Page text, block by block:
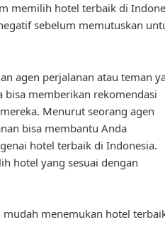
memilih hotel terbaik di
sebelum memutuskan
agen perjalanan atau teman
memberikan rekomendasi
Menurut seorang agen
bisa membantu Anda
hotel terbaik di Indonesia.
hotel yang sesuai dengan
menemukan hotel